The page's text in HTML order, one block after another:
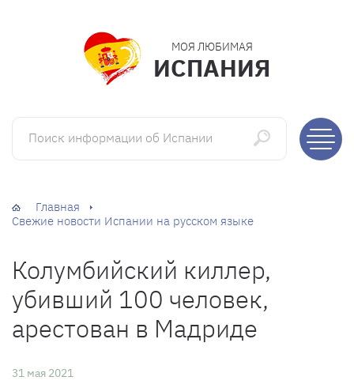
МОЯ ЛЮБИМАЯ
ИСПАНИЯ
Поиск информации об Испании
Главная
Свежие новости Испании на русском языке
Колумбийский киллер,
убивший 100 человек,
арестован в Мадриде
31 мая 2021